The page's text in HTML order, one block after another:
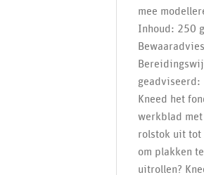
mee
Inhoud: 250
geadviseerd:
Kneed het
werkblad
rolstok uit tot
om plakken
uitrollen?